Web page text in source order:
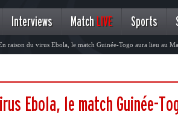
Interviews Match LIVE Sports
raison du virus Ebola, le match Guinée-Togo aura lieu au
Ebola, le match Guinée-